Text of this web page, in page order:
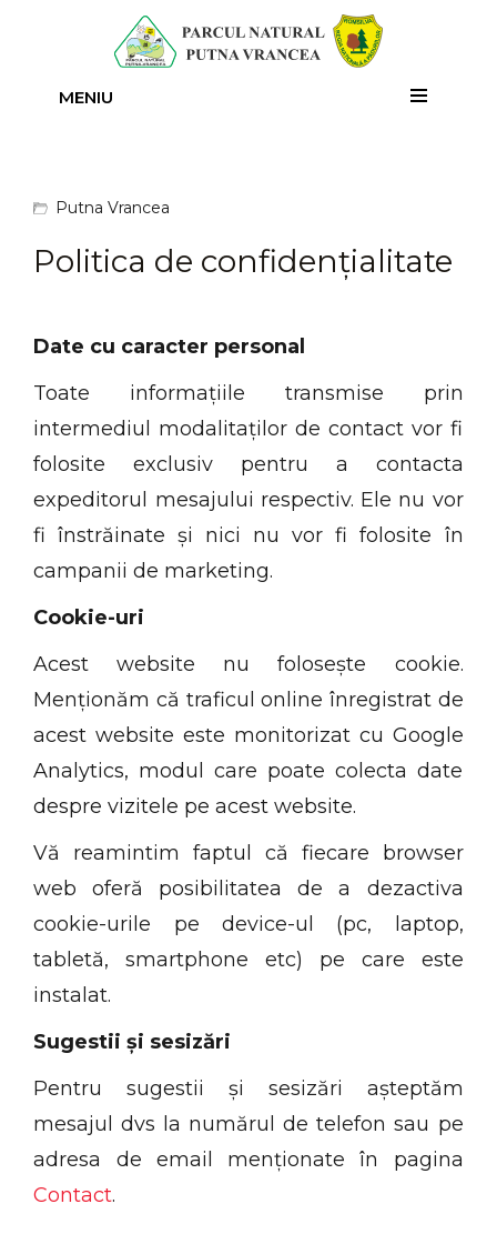
MENIU
Putna Vrancea
Politica de confidențialitate
Date cu caracter personal
Toate informațiile transmise prin
intermediul modalitaților de contact vor fi
folosite exclusiv pentru a contacta
expeditorul mesajului respectiv. Ele nu vor
fi înstrăinate și nici nu vor fi folosite în
campanii de marketing.
Cookie-uri
Acest website nu folosește cookie.
Menționăm că traficul online înregistrat de
acest website este monitorizat cu Google
Analytics, modul care poate colecta date
despre vizitele pe acest website.
Vă reamintim faptul că fiecare browser
web oferă posibilitatea de a dezactiva
cookie-urile pe device-ul (pc, laptop,
tabletă, smartphone etc) pe care este
instalat.
Sugestii și sesizări
Pentru sugestii și sesizări așteptăm
mesajul dvs la numărul de telefon sau pe
adresa de email menționate în pagina
Contact.